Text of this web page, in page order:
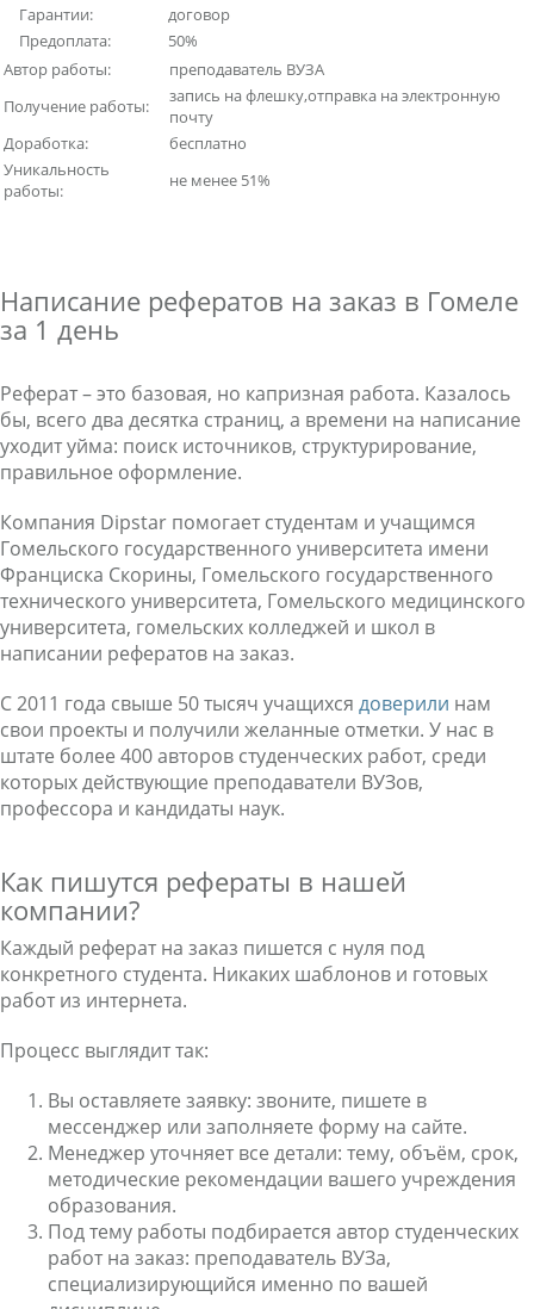
Гарантии:
договор
Предоплата:
50%
Автор работы:
преподаватель ВУЗА
Получение работы:
запись на флешку,отправка на электронную
почту
Доработка:
бесплатно
Уникальность
работы:
не менее 51%
Написание рефератов на заказ в Гомеле
за 1 день
Реферат – это базовая, но капризная работа. Казалось
бы, всего два десятка страниц, а времени на написание
уходит уйма: поиск источников, структурирование,
правильное оформление.
Компания Dipstar помогает студентам и учащимся
Гомельского государственного университета имени
Франциска Скорины, Гомельского государственного
технического университета, Гомельского медицинского
университета, гомельских колледжей и школ в
написании рефератов на заказ.
С 2011 года свыше 50 тысяч учащихся доверили нам
свои проекты и получили желанные отметки. У нас в
штате более 400 авторов студенческих работ, среди
которых действующие преподаватели ВУЗов,
профессора и кандидаты наук.
Как пишутся рефераты в нашей
компании?
Каждый реферат на заказ пишется с нуля под
конкретного студента. Никаких шаблонов и готовых
работ из интернета.
Процесс выглядит так:
Вы оставляете заявку: звоните, пишете в
мессенджер или заполняете форму на сайте.
Менеджер уточняет все детали: тему, объём, срок,
методические рекомендации вашего учреждения
образования.
Под тему работы подбирается автор студенческих
работ на заказ: преподаватель ВУЗа,
специализирующийся именно по вашей